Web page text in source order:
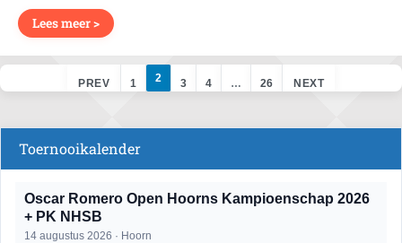
Lees meer >
PREV 1 2 3 4 … 26 NEXT
Toernooikalender
Oscar Romero Open Hoorns Kampioenschap 2026
+ PK NHSB
14 augustus 2026 · Hoorn